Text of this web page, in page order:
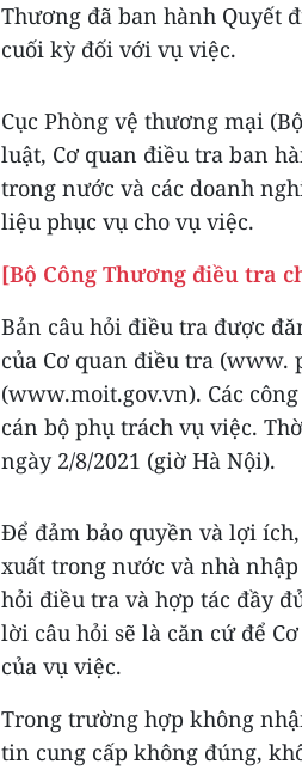
Thương đã ban hành Quyết
cuối kỳ đối với vụ việc.
Cục Phòng vệ thương mại
luật, Cơ quan điều tra ban
trong nước và các doanh
liệu phục vụ cho vụ việc.
[Bộ Công Thương điều tra
Bản câu hỏi điều tra được
của Cơ quan điều tra (www.
(www.moit.gov.vn). Các
cán bộ phụ trách vụ việc.
ngày 2/8/2021 (giờ Hà Nội).
Để đảm bảo quyền và lợi
xuất trong nước và nhà
hỏi điều tra và hợp tác đầy
lời câu hỏi sẽ là căn cứ để
của vụ việc.
Trong trường hợp không
tin cung cấp không đúng,